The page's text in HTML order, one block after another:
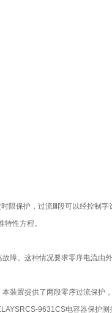
限保护，过流Ⅲ段可以经控制
性方程。
障。这种情况要求零序电流由
装置提供了两段零序过流保护
9631CS电容器保护